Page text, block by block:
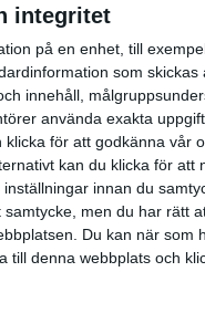
integritet
på en enhet, till
som skickas
innehåll,
använda exakta
för att godkänna vår
kan du klicka för att
innan du
men du har rätt
Du kan när som
till denna webbplats och
i
Totalt